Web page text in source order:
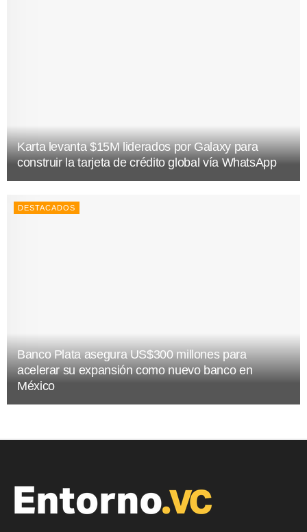
Karta levanta $15M liderados por Galaxy para
construir la tarjeta de crédito global vía WhatsApp
DESTACADOS
Banco Plata asegura US$300 millones para
acelerar su expansión como nuevo banco en
México